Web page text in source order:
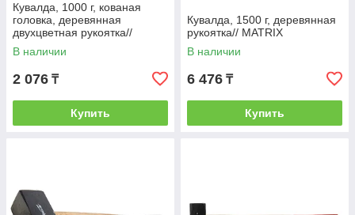
Кувалда, 1000 г, кованая
головка, деревянная
двухцветная рукоятка//
SPARTA
В наличии
2 076 ₸
Купить
Кувалда, 1500 г, деревянная
рукоятка// MATRIX
В наличии
6 476 ₸
Купить